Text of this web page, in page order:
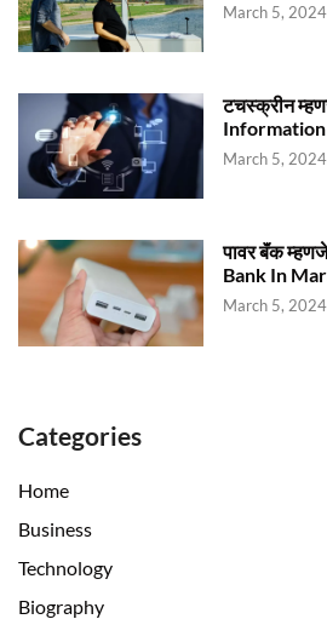
March 5, 2024
टचस्क्रीन
March 5, 2024
पावर बॅंक
Bank In
March 5, 2024
Categories
Home
Business
Technology
Biography